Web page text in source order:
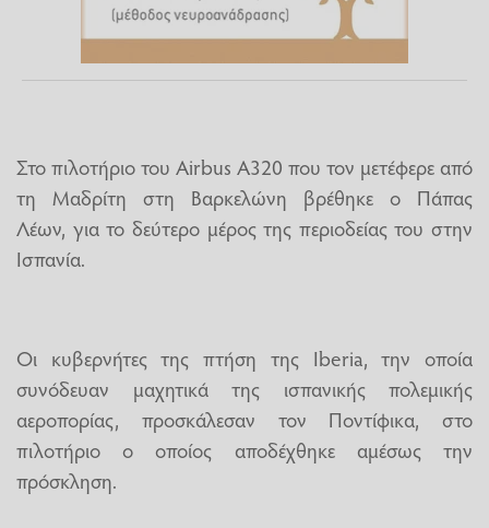
Στο πιλοτήριο του Airbus A320 που τον μετέφερε από
τη Μαδρίτη στη Βαρκελώνη βρέθηκε ο Πάπας
Λέων, για το δεύτερο μέρος της περιοδείας του στην
Ισπανία.
Οι κυβερνήτες της πτήση της Iberia, την οποία
συνόδευαν μαχητικά της ισπανικής πολεμικής
αεροπορίας, προσκάλεσαν τον Ποντίφικα, στο
πιλοτήριο ο οποίος αποδέχθηκε αμέσως την
πρόσκληση.